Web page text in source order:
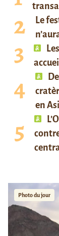
Le
en
Photo du jour